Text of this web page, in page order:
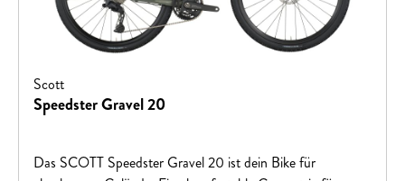
Scott
Speedster Gravel 20
Das SCOTT Speedster Gravel 20 ist dein Bike für